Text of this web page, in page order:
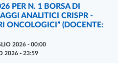
29/07/2026
PER N. 1 BORSA DI
ANALITICI CRISPR -
ONCOLOGICI” (DOCENTE:
2026 - 00:00
2026 - 23:59